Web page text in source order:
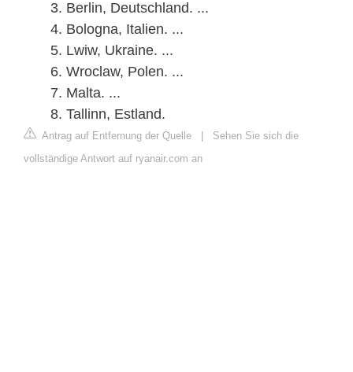
Berlin, Deutschland. ...
Bologna, Italien. ...
Lwiw, Ukraine. ...
Wroclaw, Polen. ...
Malta. ...
Tallinn, Estland.
Antrag auf Entfernung der Quelle
Sehen Sie sich die
vollständige Antwort auf ryanair.com an